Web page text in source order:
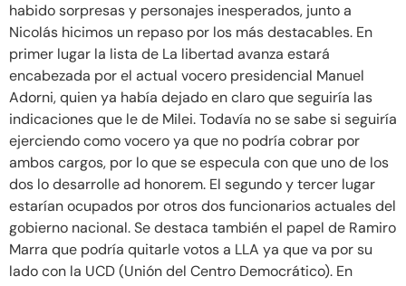
habido sorpresas y personajes inesperados, junto a
Nicolás hicimos un repaso por los más destacables. En
primer lugar la lista de La libertad avanza estará
encabezada por el actual vocero presidencial Manuel
Adorni, quien ya había dejado en claro que seguiría las
indicaciones que le de Milei. Todavía no se sabe si seguiría
ejerciendo como vocero ya que no podría cobrar por
ambos cargos, por lo que se especula con que uno de los
dos lo desarrolle ad honorem. El segundo y tercer lugar
estarían ocupados por otros dos funcionarios actuales del
gobierno nacional. Se destaca también el papel de Ramiro
Marra que podría quitarle votos a LLA ya que va por su
lado con la UCD (Unión del Centro Democrático). En